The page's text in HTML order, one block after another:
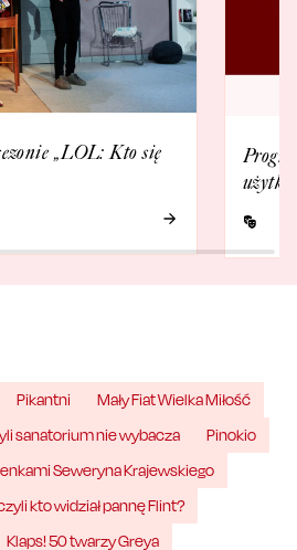
„LOL: Kto się
Pikantni
Mały Fiat Wielka Miłość
sanatorium nie wybacza
Pinokio
Seweryna Krajewskiego
kto widział pannę Flint?
Klaps! 50 twarzy Greya